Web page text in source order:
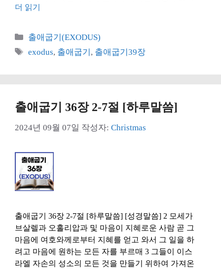
더 읽기
카
출애굽기(EXODUS)
태
exodus, 출애굽기 , 출애굽기39장
출애굽기 36장 2-7절 [하루말씀]
2024년 09월 07일 작성자: Christmas
출애굽기 36장 2-7절 [하루말씀] [성경말씀] 2 모세가
브살렐과 오홀리압과 및 마음이 지혜로운 사람 곧 그
마음에 여호와께로부터 지혜를 얻고 와서 그 일을 하
려고 마음에 원하는 모든 자를 부르매 3 그들이 이스
라엘 자손의 성소의 모든 것을 만들기 위하여 가져온